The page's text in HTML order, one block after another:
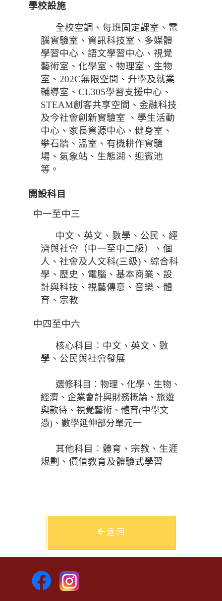
學校設施
全校空調、每班固定課室、電
腦實驗室、資訊科技室、多媒體
學習中心、語文學習中心、視覺
藝術室、化學室、物理室、生物
室、202C無限空間、升學及就業
輔導室、CL305學習支援中心、
STEAM創客共享空間、金融科技
及今社會創新實驗室 、學生活動
中心、家長資源中心、健身室、
攀石牆、溫室、有機耕作實驗
場、氣象站、生態湖、迎賓池
等。
開設科目
中一至中三
中文、英文、數學、公民、經
濟與社會（中一至中二級）、個
人、社會及人文科(三級)、綜合科
學、歷史、電腦、基本商業、設
計與科技、視藝傳意、音樂、體
育、宗教
中四至中六
核心科目︰中文、英文、數
學、公民與社會發展
選修科目︰物理、化學、生物、
經濟、企業會計與財務概論、旅遊
與款待、視覺藝術、體育(中學文
憑)、數學延伸部分單元一
其他科目︰體育、宗教、生涯
規劃、價值教育及體驗式學習
返 回